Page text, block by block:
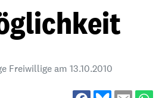
Freiwillige am 13.10.2010